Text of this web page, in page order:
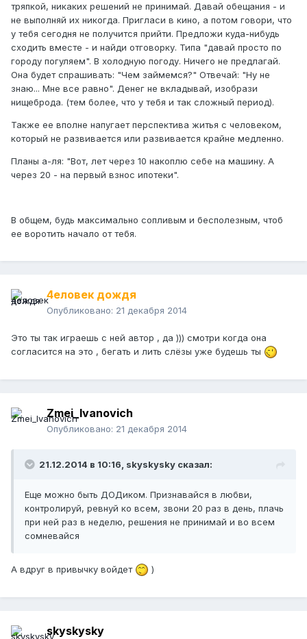
тряпкой, никаких решений не принимай. Давай обещания - и
не выполняй их никогда. Пригласи в кино, а потом говори, что
у тебя сегодня не получится прийти. Предложи куда-нибудь
сходить вместе - и найди отговорку. Типа "давай просто по
городу погуляем". В холодную погоду. Ничего не предлагай.
Она будет спрашивать: "Чем займемся?" Отвечай: "Ну не
знаю... Мне все равно". Денег не вкладывай, изобрази
нищеброда. (тем более, что у тебя и так сложный период).
Также ее вполне напугает перспектива житья с человеком,
который не развивается или развивается крайне медленно.
Планы а-ля: "Вот, лет через 10 накоплю себе на машину. А
через 20 - на первый взнос ипотеки".
В общем, будь максимально сопливым и бесполезным, чтоб
ее воротить начало от тебя.
4еловек дождя
Опубликовано: 21 декабря 2014
Это ты так играешь с ней автор , да ))) смотри когда она
согласится на это , бегать и лить слёзы уже будешь ты
Zmei_Ivanovich
Опубликовано: 21 декабря 2014
21.12.2014 в 10:16, skyskysky сказал:
Еще можно быть ДОДиком. Признавайся в любви,
контролируй, ревнуй ко всем, звони 20 раз в день, плачь
при ней раз в неделю, решения не принимай и во всем
сомневайся
А вдруг в привычку войдет )
skyskysky